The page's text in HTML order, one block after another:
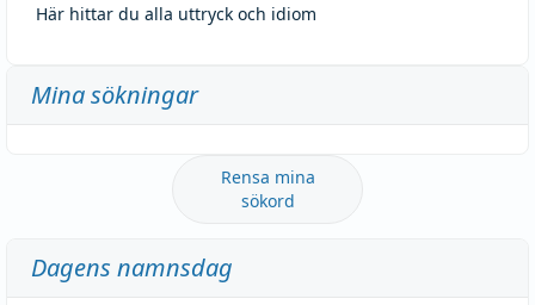
Här hittar du alla uttryck och idiom
Mina sökningar
Rensa mina
sökord
Dagens namnsdag